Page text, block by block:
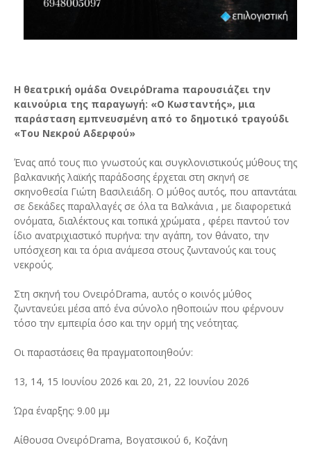
Η θεατρική ομάδα ΟνειρόDrama παρουσιάζει την
καινούρια της παραγωγή: «Ο Κωσταντής», μια
παράσταση εμπνευσμένη από το δημοτικό τραγούδι
«Του Νεκρού Αδερφού»
Ένας από τους πιο γνωστούς και συγκλονιστικούς μύθους της
βαλκανικής λαϊκής παράδοσης έρχεται στη σκηνή σε
σκηνοθεσία Γιώτη Βασιλειάδη. Ο μύθος αυτός, που απαντάται
σε δεκάδες παραλλαγές σε όλα τα Βαλκάνια , με διαφορετικά
ονόματα, διαλέκτους και τοπικά χρώματα , φέρει παντού τον
ίδιο ανατριχιαστικό πυρήνα: την αγάπη, τον θάνατο, την
υπόσχεση και τα όρια ανάμεσα στους ζωντανούς και τους
νεκρούς.
Στη σκηνή του ΟνειρόDrama, αυτός ο κοινός μύθος
ζωντανεύει μέσα από ένα σύνολο ηθοποιών που φέρνουν
τόσο την εμπειρία όσο και την ορμή της νεότητας.
Οι παραστάσεις θα πραγματοποιηθούν:
13, 14, 15 Ιουνίου 2026 και 20, 21, 22 Ιουνίου 2026
Ώρα έναρξης: 9.00 μμ
Αίθουσα ΟνειρόDrama, Βογατσικού 6, Κοζάνη